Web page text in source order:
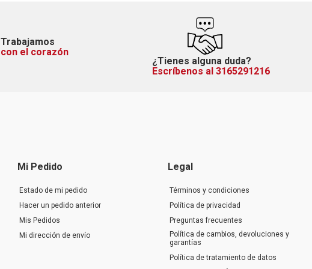
Trabajamos
con el corazón
¿Tienes alguna duda?
Escríbenos al 3165291216
Mi Pedido
Estado de mi pedido
Hacer un pedido anterior
Mis Pedidos
Mi dirección de envío
Legal
Términos y condiciones
Política de privacidad
Preguntas frecuentes
Política de cambios, devoluciones y
garantías
Política de tratamiento de datos